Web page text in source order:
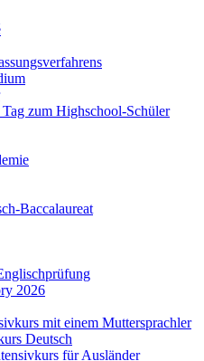
zum Highschool-Schüler
Baccalaureat
2026
mit einem Muttersprachler
Deutsch
für Ausländer